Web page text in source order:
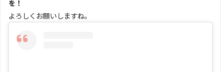
を！
よろしくお願いしますね。